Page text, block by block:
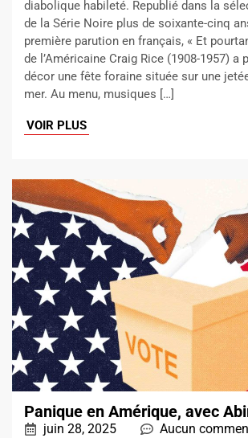
diabolique habileté. Republié dans la
de la Série Noire plus de soixante-cinq
première parution en français, « Et
de l’Américaine Craig Rice (1908-1957) a
décor une fête foraine située sur une
mer. Au menu, musiques […]
VOIR PLUS
Panique en Amérique, avec
juin 28, 2025 Aucun